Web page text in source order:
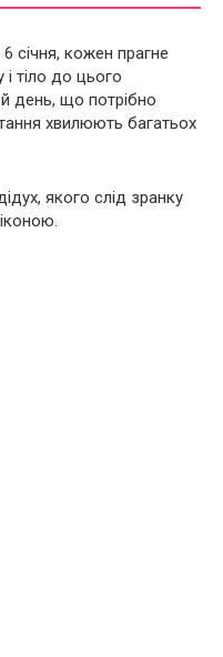
січня, кожен прагне
тіло до цього
день, що потрібно
хвилюють багатьох
якого слід зранку